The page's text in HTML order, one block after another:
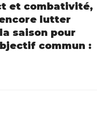
et combativité,
lutter
saison pour
commun :